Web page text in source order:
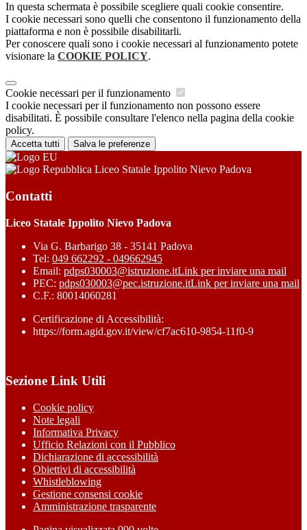
In questa schermata è possibile scegliere quali cookie consentire.
I cookie necessari sono quelli che consentono il funzionamento della
piattaforma e non è possibile disabilitarli.
Per conoscere quali sono i cookie necessari al funzionamento potete
visionare la COOKIE POLICY.
Cookie necessari per il funzionamento
I cookie necessari per il funzionamento non possono essere
disabilitati. È possibile consultare l'elenco nella pagina della cookie
policy.
Accetta tutti Salva le preferenze
Liceo Statale Ippolito Nievo Padova
Contatti
Liceo Statale Ippolito Nievo Padova
Via G. Barbarigo 38 - 35141 Padova
Tel: 049 662292 - 049662945
Email: pdps030003@istruzione.itLink per inviare una mail
PEC: pdps030003@pec.istruzione.itLink per inviare una mail
C.F.: 80014060281
Certificazione di Accessibilità:
https://form.agid.gov.it/view/cf7ac610-9854-11f0-9
Sezione Link Utili
Cookie policy
Note legali
Informativa Privacy
Ufficio Relazioni con il Pubblico
Dichiarazione di accessibilità
Obiettivi di accessibilità
Whistleblowing
Gestione consensi cookie
Amministrazione trasparente